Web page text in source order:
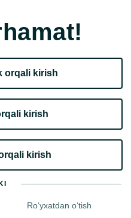
orqali kirish​
kirish
kirish
Ro‘yxatdan o‘tish